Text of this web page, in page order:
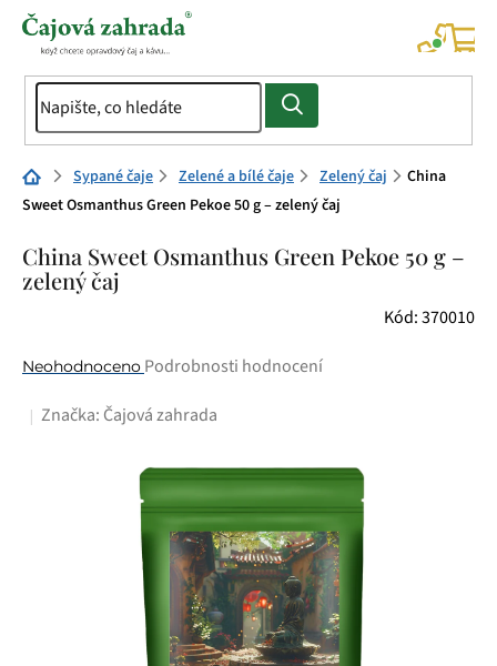
Přejít
Domů Sypané čaje Zelené a bílé čaje Zelený čaj
China
Sweet Osmanthus Green Pekoe 50 g – zelený čaj
China Sweet Osmanthus Green Pekoe 50 g –
zelený čaj
Kód:370010
Průměrné
produktu
Neohodnoceno Podrobnosti hodnocení
Značka: Čajová zahrada